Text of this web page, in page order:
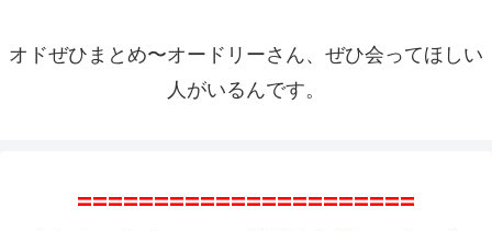
オドぜひまとめ〜オードリーさん、ぜひ会ってほしい
人がいるんです。
======================